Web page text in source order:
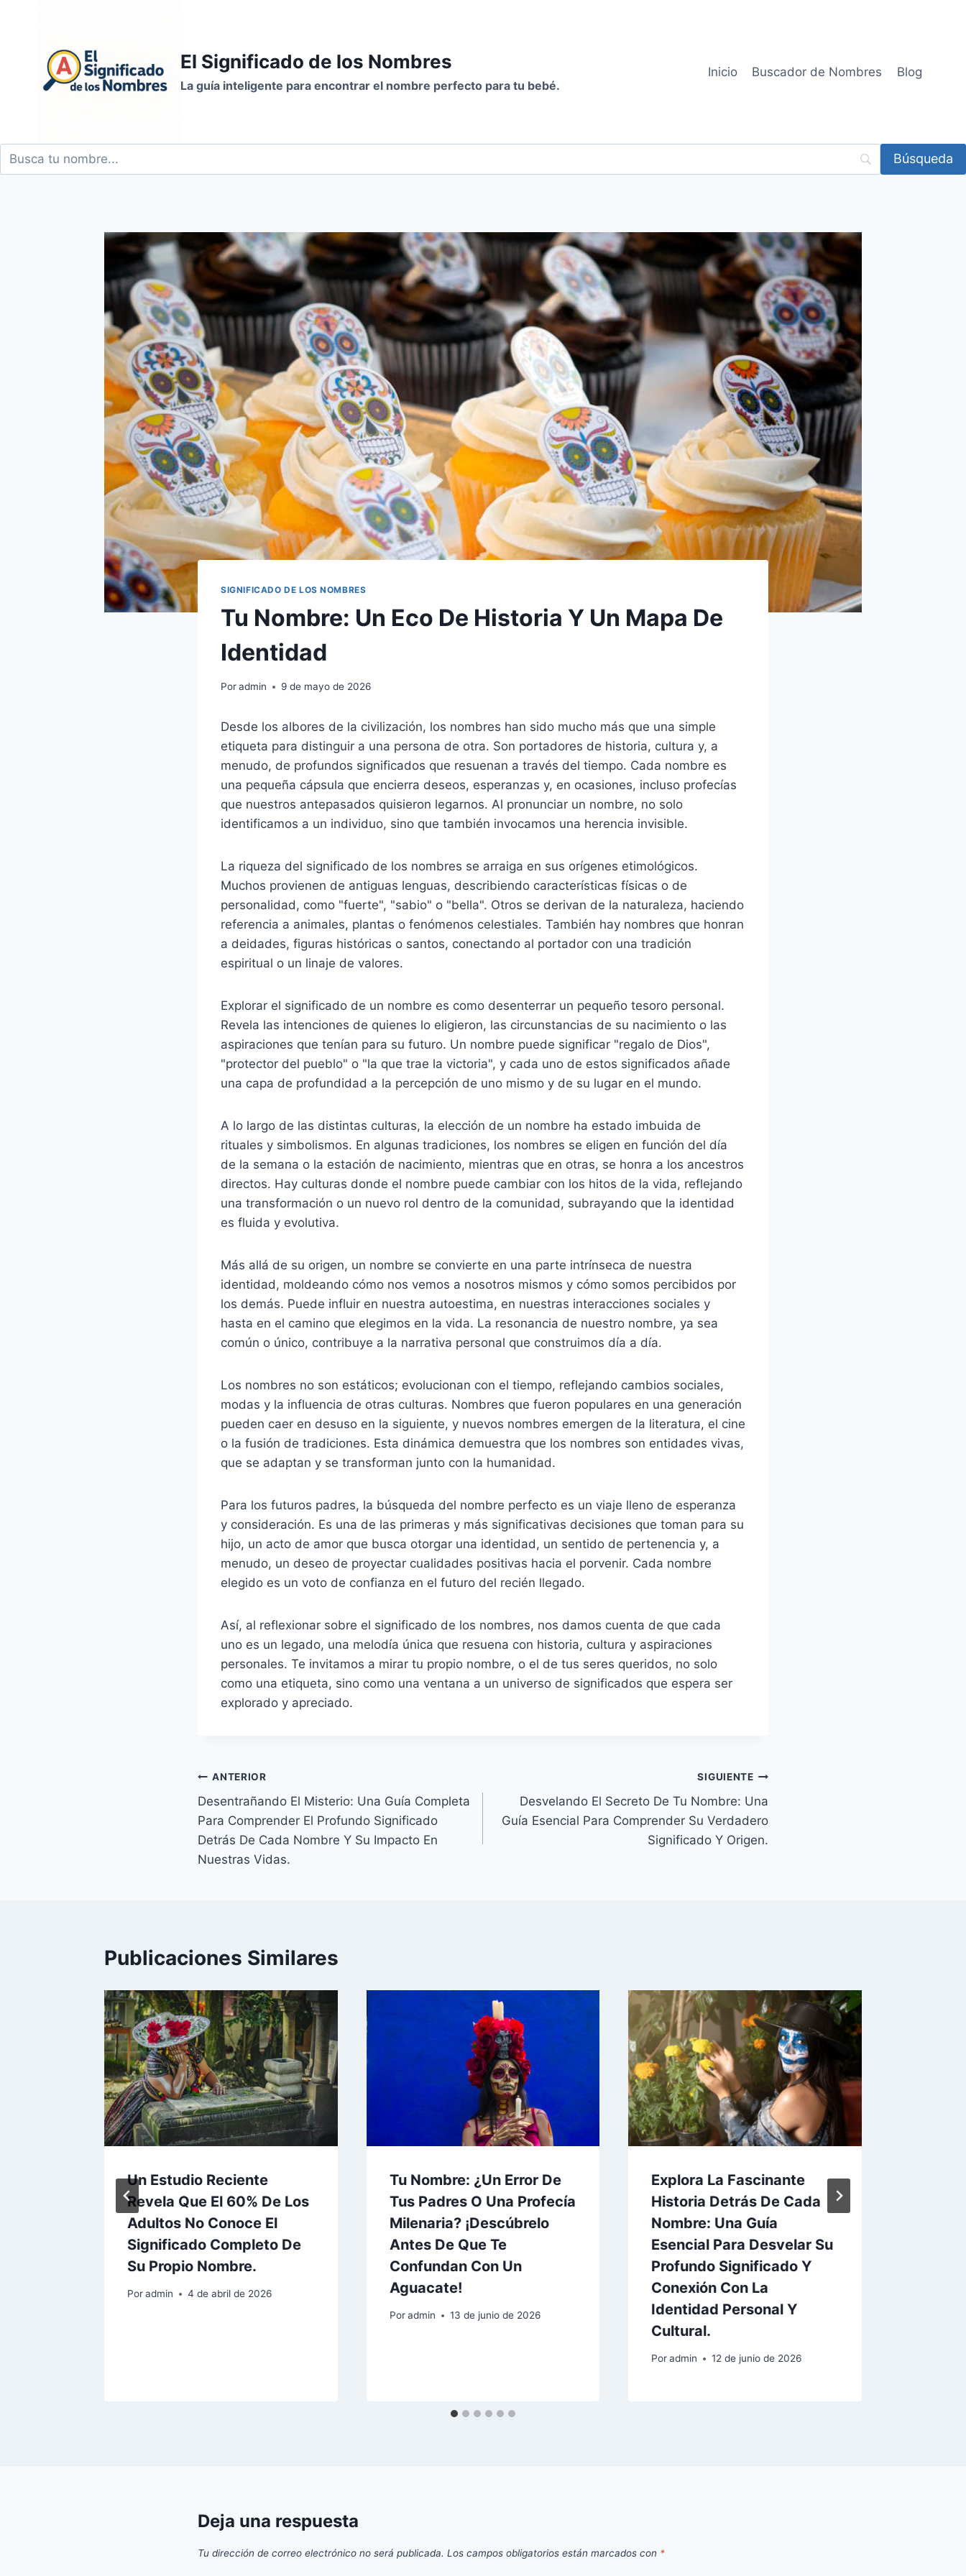
contenido
El Significado de los Nombres
La guía inteligente para encontrar el nombre perfecto para tu bebé.
Inicio Buscador de Nombres Blog
SIGNIFICADO DE LOS NOMBRES
Tu Nombre: Un Eco De Historia Y Un Mapa De
Identidad
Poradmin 9 de mayo de 2026
Desde los albores de la civilización, los nombres han sido mucho más que una simple
etiqueta para distinguir a una persona de otra. Son portadores de historia, cultura y, a
menudo, de profundos significados que resuenan a través del tiempo. Cada nombre es
una pequeña cápsula que encierra deseos, esperanzas y, en ocasiones, incluso profecías
que nuestros antepasados quisieron legarnos. Al pronunciar un nombre, no solo
identificamos a un individuo, sino que también invocamos una herencia invisible.
La riqueza del significado de los nombres se arraiga en sus orígenes etimológicos.
Muchos provienen de antiguas lenguas, describiendo características físicas o de
personalidad, como "fuerte", "sabio" o "bella". Otros se derivan de la naturaleza, haciendo
referencia a animales, plantas o fenómenos celestiales. También hay nombres que honran
a deidades, figuras históricas o santos, conectando al portador con una tradición
espiritual o un linaje de valores.
Explorar el significado de un nombre es como desenterrar un pequeño tesoro personal.
Revela las intenciones de quienes lo eligieron, las circunstancias de su nacimiento o las
aspiraciones que tenían para su futuro. Un nombre puede significar "regalo de Dios",
"protector del pueblo" o "la que trae la victoria", y cada uno de estos significados añade
una capa de profundidad a la percepción de uno mismo y de su lugar en el mundo.
A lo largo de las distintas culturas, la elección de un nombre ha estado imbuida de
rituales y simbolismos. En algunas tradiciones, los nombres se eligen en función del día
de la semana o la estación de nacimiento, mientras que en otras, se honra a los ancestros
directos. Hay culturas donde el nombre puede cambiar con los hitos de la vida, reflejando
una transformación o un nuevo rol dentro de la comunidad, subrayando que la identidad
es fluida y evolutiva.
Más allá de su origen, un nombre se convierte en una parte intrínseca de nuestra
identidad, moldeando cómo nos vemos a nosotros mismos y cómo somos percibidos por
los demás. Puede influir en nuestra autoestima, en nuestras interacciones sociales y
hasta en el camino que elegimos en la vida. La resonancia de nuestro nombre, ya sea
común o único, contribuye a la narrativa personal que construimos día a día.
Los nombres no son estáticos; evolucionan con el tiempo, reflejando cambios sociales,
modas y la influencia de otras culturas. Nombres que fueron populares en una generación
pueden caer en desuso en la siguiente, y nuevos nombres emergen de la literatura, el cine
o la fusión de tradiciones. Esta dinámica demuestra que los nombres son entidades vivas,
que se adaptan y se transforman junto con la humanidad.
Para los futuros padres, la búsqueda del nombre perfecto es un viaje lleno de esperanza
y consideración. Es una de las primeras y más significativas decisiones que toman para su
hijo, un acto de amor que busca otorgar una identidad, un sentido de pertenencia y, a
menudo, un deseo de proyectar cualidades positivas hacia el porvenir. Cada nombre
elegido es un voto de confianza en el futuro del recién llegado.
Así, al reflexionar sobre el significado de los nombres, nos damos cuenta de que cada
uno es un legado, una melodía única que resuena con historia, cultura y aspiraciones
personales. Te invitamos a mirar tu propio nombre, o el de tus seres queridos, no solo
como una etiqueta, sino como una ventana a un universo de significados que espera ser
explorado y apreciado.
Navegación
de
entradas
ANTERIOR
Desentrañando El Misterio: Una Guía Completa
Para Comprender El Profundo Significado
Detrás De Cada Nombre Y Su Impacto En
Nuestras Vidas.
SIGUIENTE
Desvelando El Secreto De Tu Nombre: Una
Guía Esencial Para Comprender Su Verdadero
Significado Y Origen.
Publicaciones Similares
Un Estudio Reciente
Revela Que El 60% De Los
Adultos No Conoce El
Significado Completo De
Su Propio Nombre.
Poradmin 4 de abril de 2026
Tu Nombre: ¿Un Error De
Tus Padres O Una Profecía
Milenaria? ¡Descúbrelo
Antes De Que Te
Confundan Con Un
Aguacate!
Por admin 13 de junio de 2026
Explora La Fascinante
Historia Detrás De Cada
Nombre: Una Guía
Esencial Para Desvelar Su
Profundo Significado Y
Conexión Con La
Identidad Personal Y
Cultural.
Por admin 12 de junio de 2026
Deja una respuesta
Tu dirección de correo electrónico no será publicada. Los campos obligatorios están marcados con *